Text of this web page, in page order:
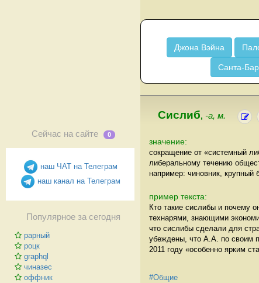
Сейчас на сайте 0
наш ЧАТ на Телеграм
наш канал на Телеграм
Популярное за сегодня
рарный
роцк
graphql
чиназес
оффник
Джона Вэйна
Санта-
Cислиб, -а, м.
значение:
сокращение от «системный
либеральному течению
например: чиновник, крупный
пример текста:
Кто такие сислибы и почему
технарями, знающими
что сислибы сделали для
убеждены, что А.А. по своим
2011 году «особенно ярким
#Общие